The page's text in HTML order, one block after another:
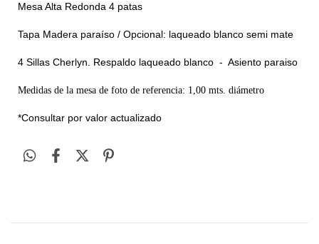
Mesa Alta Redonda 4 patas
Tapa Madera paraíso / Opcional: laqueado blanco semi mate
4 Sillas Cherlyn. Respaldo laqueado blanco - Asiento paraiso
Medidas de la mesa de foto de referencia: 1,00 mts. diámetro
*Consultar por valor actualizado